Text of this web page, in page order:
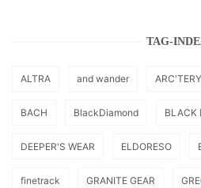
TAG-
ALTRA and wander
BACH BlackDiamond BLACK
DEEPER'S WEAR ELDORESO
finetrack GRANITE GEAR